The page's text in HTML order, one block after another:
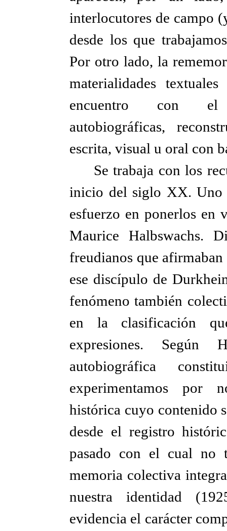
interlocutores de campo
desde los que
Por otro lado, la
materialidades
encuentro con el
autobiográficas,
escrita, visual u oral con
Se trabaja con los
inicio del siglo XX. Uno
esfuerzo en ponerlos en
Maurice Halbswachs.
freudianos que
ese discípulo de
fenómeno también
en la clasificación
expresiones. Según
autobiográfica
experimentamos por
histórica cuyo contenido
desde el registro
pasado con el cual no
memoria colectiva
nuestra identidad
evidencia el carácter